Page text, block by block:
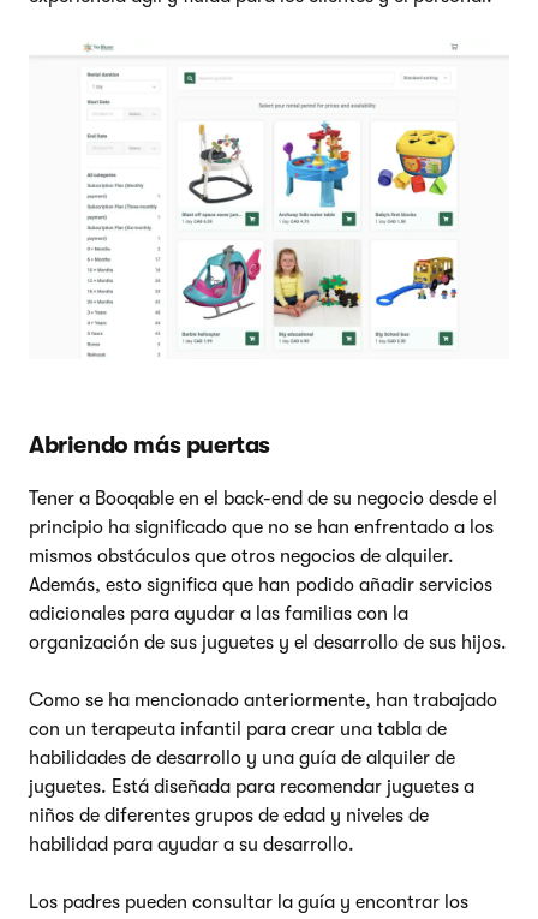
Abriendo más puertas
Tener a Booqable en el back-end de su negocio desde el
principio ha significado que no se han enfrentado a los
mismos obstáculos que otros negocios de alquiler.
Además, esto significa que han podido añadir servicios
adicionales para ayudar a las familias con la
organización de sus juguetes y el desarrollo de sus hijos.
Como se ha mencionado anteriormente, han trabajado
con un terapeuta infantil para crear una tabla de
habilidades de desarrollo y una guía de alquiler de
juguetes. Está diseñada para recomendar juguetes a
niños de diferentes grupos de edad y niveles de
habilidad para ayudar a su desarrollo.
Los padres pueden consultar la guía y encontrar los